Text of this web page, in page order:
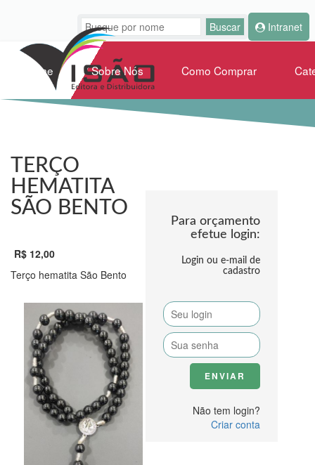
Intranet
Home Sobre Nós Como Comprar
TERÇO
HEMATITA
SÃO BENTO
R$ 12,00
Terço hematita São Bento
Para orçamento
efetue login:
Login ou e-mail de
cadastro
Não tem login?
Criar conta